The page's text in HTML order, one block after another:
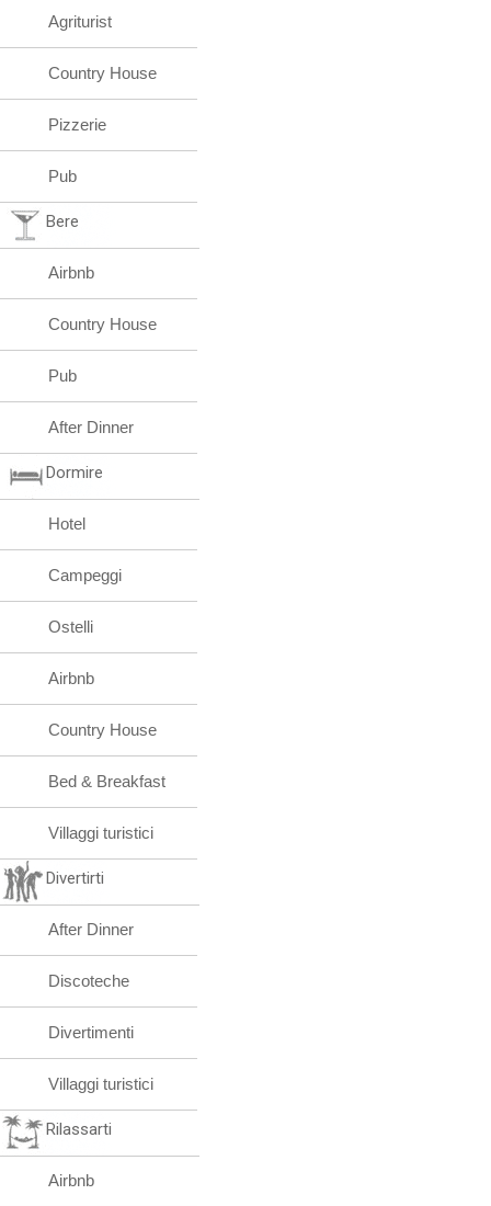
Agriturist
Country House
Pizzerie
Pub
Bere
Airbnb
Country House
Pub
After Dinner
Dormire
Hotel
Campeggi
Ostelli
Airbnb
Country House
Bed & Breakfast
Villaggi turistici
Divertirti
After Dinner
Discoteche
Divertimenti
Villaggi turistici
Rilassarti
Airbnb